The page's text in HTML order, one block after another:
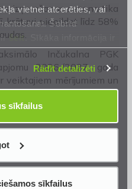
vietnei atcerēties, vai
Šobrīd
iršeit. Sīkāka informācija ir
Rādīt detalizēti
sīkfailus
sīkfailus
izņemšanas sezona tika
krātuvi piepildot līdz 58%
Inčukalna PGK
2026./2027. gada
veiktajiem mērījumiem un